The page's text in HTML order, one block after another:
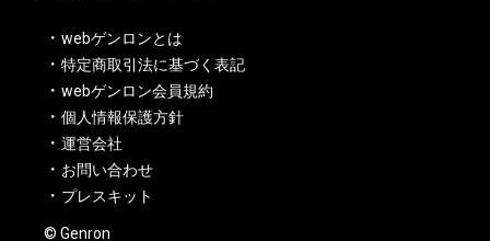
webゲンロンとは
特定商取引法に基づく表記
webゲンロン会員規約
個人情報保護方針
運営会社
お問い合わせ
プレスキット
© Genron